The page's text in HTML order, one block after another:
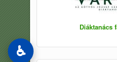
Diáktanács
♿